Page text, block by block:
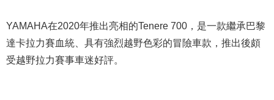
YAMAHA在2020年推出亮相的Tenere 700，是一款繼承巴黎
達卡拉力賽血統、具有強烈越野色彩的冒險車款，推出後頗
受越野拉力賽事車迷好評。